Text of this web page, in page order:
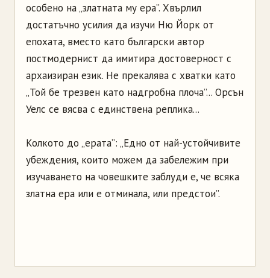
особено на „златната му ера”. Хвърлил
достатъчно усилия да изучи Ню Йорк от
епохата, вместо като български автор
постмодернист да имитира достоверност с
архаизиран език. Не прекалява с хватки като
„Той бе трезвен като надгробна плоча”... Орсън
Уелс се вясва с единствена реплика...
Колкото до „ерата”: „Едно от най-устойчивите
убеждения, които можем да забележим при
изучаването на човешките заблуди е, че всяка
златна ера или е отминала, или предстои”.